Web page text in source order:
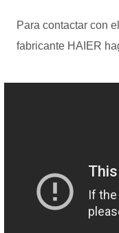
Para contactar con
fabricante HAIER